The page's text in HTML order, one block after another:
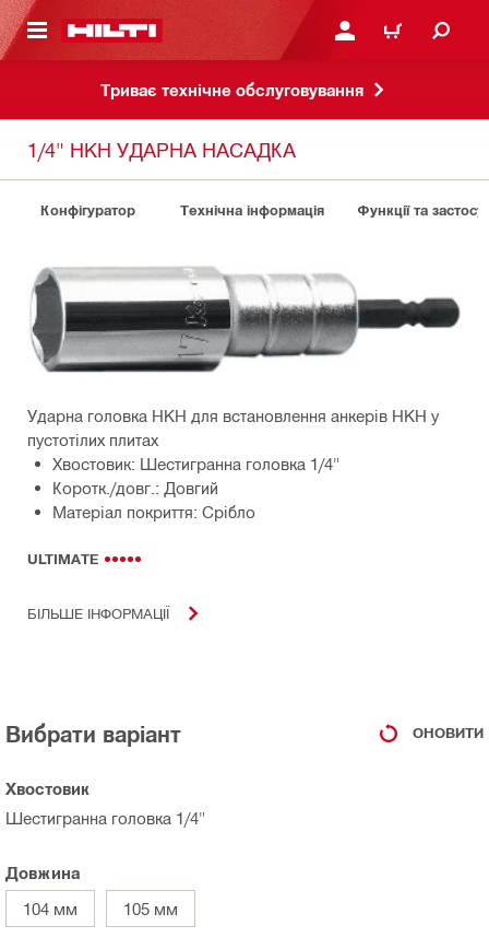
ЗМІСТУ УВІЙТИ АБО
КОШИК
Триває технічне обслуговування
1/4" HKH УДАРНА НАСАДКА
Конфігуратор Технічна інформація Функції та
Ударна головка HKH для встановлення анкерів HKH у
пустотілих плитах
Хвостовик: Шестигранна головка 1/4"
Коротк./довг.: Довгий
Матеріал покриття: Срібло
ULTIMATE
БІЛЬШЕ ІНФОРМАЦІЇ
Вибрати варіант ОНОВИТИ
Хвостовик
Шестигранна головка 1/4"
Довжина
104 мм
105 мм